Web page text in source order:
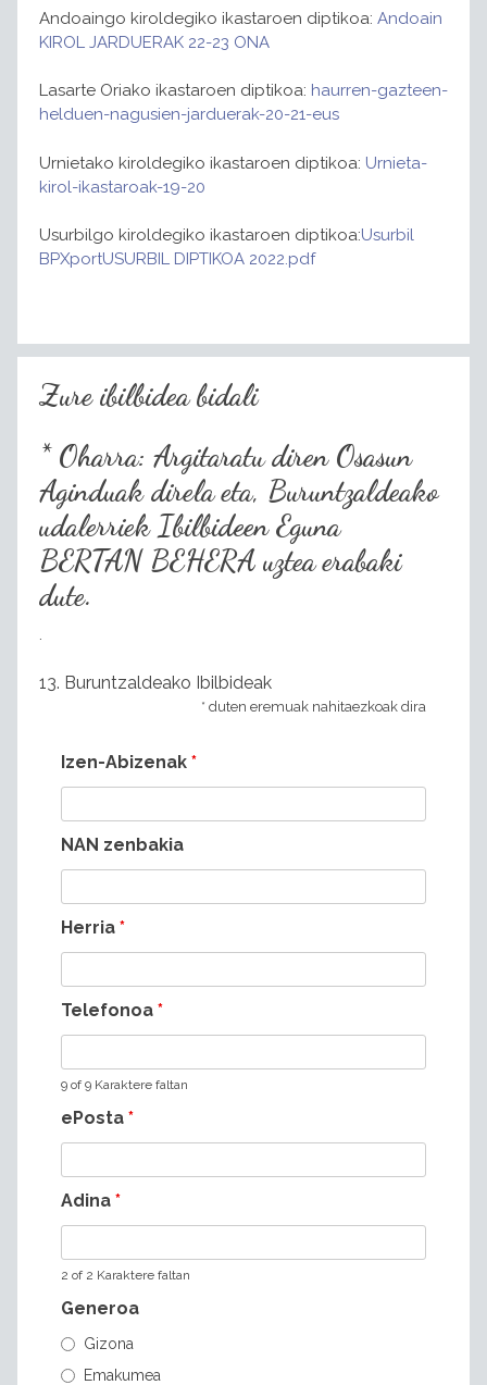
Andoaingo kiroldegiko ikastaroen diptikoa: Andoain
KIROL JARDUERAK 22-23 ONA
Lasarte Oriako ikastaroen diptikoa: haurren-gazteen-
helduen-nagusien-jarduerak-20-21-eus
Urnietako kiroldegiko ikastaroen diptikoa: Urnieta-
kirol-ikastaroak-19-20
Usurbilgo kiroldegiko ikastaroen diptikoa:Usurbil
BPXportUSURBIL DIPTIKOA 2022.pdf
Zure ibilbidea bidali
* Oharra: Argitaratu diren Osasun
Aginduak direla eta, Buruntzaldeako
udalerriek Ibilbideen Eguna
BERTAN BEHERA uztea erabaki
dute.
13. Buruntzaldeako Ibilbideak
* duten eremuak nahitaezkoak dira
Izen-Abizenak *
NAN zenbakia
Herria *
Telefonoa *
9 of 9 Karaktere faltan
ePosta *
Adina *
2 of 2 Karaktere faltan
Generoa
Gizona
Emakumea